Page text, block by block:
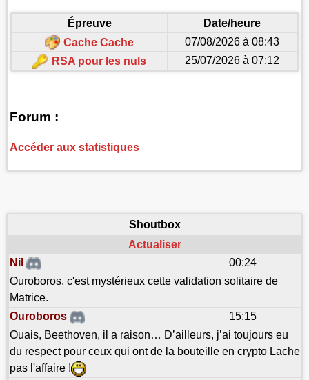
Épreuve
Date/heure
Cache Cache
07/08/2026 à 08:43
RSA pour les nuls
25/07/2026 à 07:12
Forum :
Accéder aux statistiques
Shoutbox
Actualiser
Nil
00:24
Ouroboros, c'est mystérieux cette validation solitaire de
Matrice.
Ouroboros
15:15
Ouais, Beethoven, il a raison… D’ailleurs, j’ai toujours eu
du respect pour ceux qui ont de la bouteille en crypto Lache
pas l'affaire !